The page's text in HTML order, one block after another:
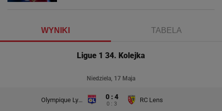
WYNIKI TABELA
Ligue 1 34. Kolejka
Niedziela, 17 Maja
Olympique Lyon 0 : 4
0 : 3
RC Lens